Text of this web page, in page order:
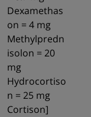
Dexamethas
on = 4 mg
Methylpredn
isolon = 20
mg
Hydrocortiso
n = 25 mg
Cortison]